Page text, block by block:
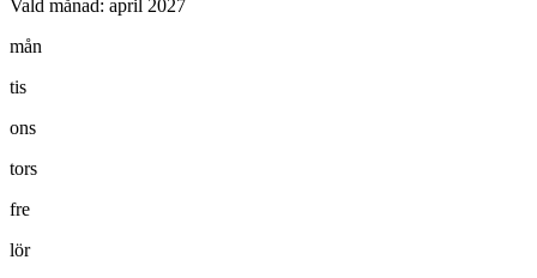
Vald månad: april 2027
mån
tis
ons
tors
fre
lör